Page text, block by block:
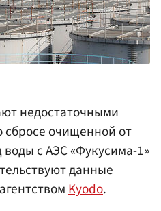
недостаточными
сбросе очищенной от
с АЭС «Фукусима-1»
данные
Kyodo.